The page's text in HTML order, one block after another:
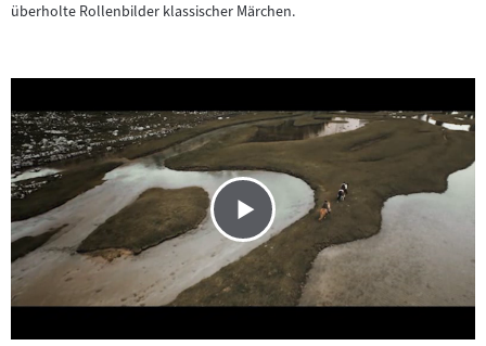
überholte Rollenbilder klassischer Märchen.